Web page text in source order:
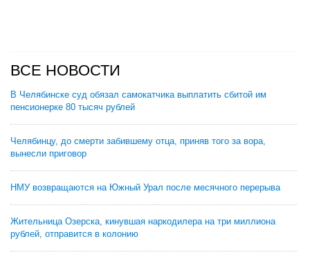
ВСЕ НОВОСТИ
В Челябинске суд обязал самокатчика выплатить сбитой им
пенсионерке 80 тысяч рублей
Челябинцу, до смерти забившему отца, приняв того за вора,
вынесли приговор
НМУ возвращаются на Южный Урал после месячного перерыва
Жительница Озерска, кинувшая наркодилера на три миллиона
рублей, отправится в колонию